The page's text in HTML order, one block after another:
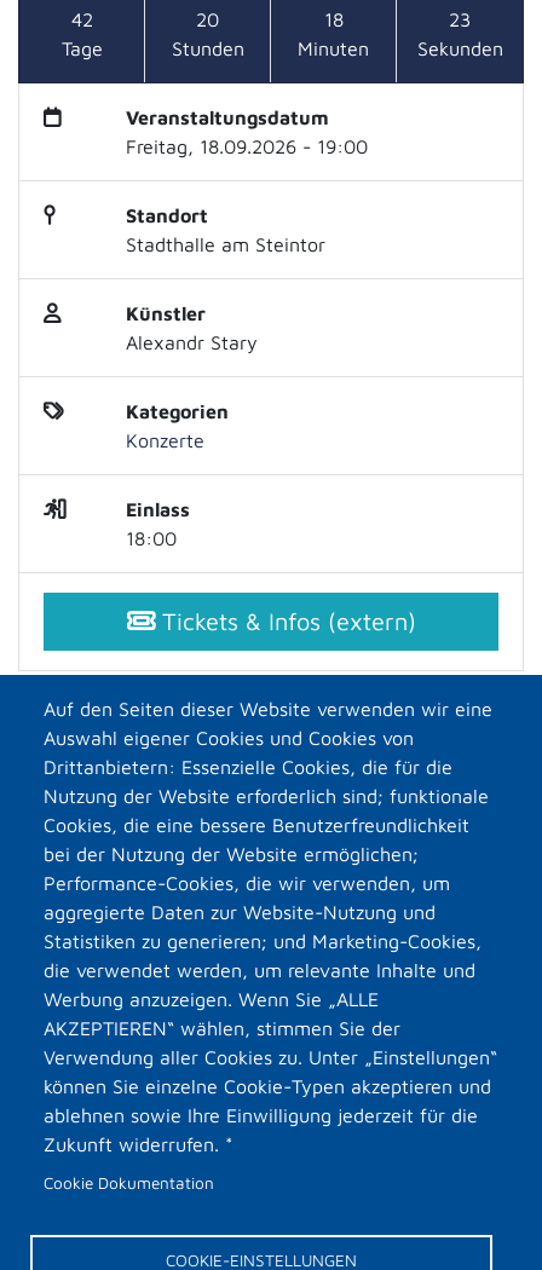
Auf den Seiten dieser Website verwenden wir eine
Auswahl eigener Cookies und Cookies von
Drittanbietern: Essenzielle Cookies, die für die
Nutzung der Website erforderlich sind; funktionale
Cookies, die eine bessere Benutzerfreundlichkeit
bei der Nutzung der Website ermöglichen;
Performance-Cookies, die wir verwenden, um
aggregierte Daten zur Website-Nutzung und
Statistiken zu generieren; und Marketing-Cookies,
die verwendet werden, um relevante Inhalte und
Werbung anzuzeigen. Wenn Sie „ALLE
AKZEPTIEREN“ wählen, stimmen Sie der
Verwendung aller Cookies zu. Unter „Einstellungen“
können Sie einzelne Cookie-Typen akzeptieren und
ablehnen sowie Ihre Einwilligung jederzeit für die
Zukunft widerrufen. *
Cookie Dokumentation
COOKIE-EINSTELLUNGEN
42
Tage
20
Stunden
18
Minuten
23
Sekunden
Veranstaltungsdatum
Freitag, 18.09.2026 - 19:00
Standort
Stadthalle am Steintor
Künstler
Alexandr Stary
Kategorien
Konzerte
Einlass
18:00
Tickets & Infos (extern)